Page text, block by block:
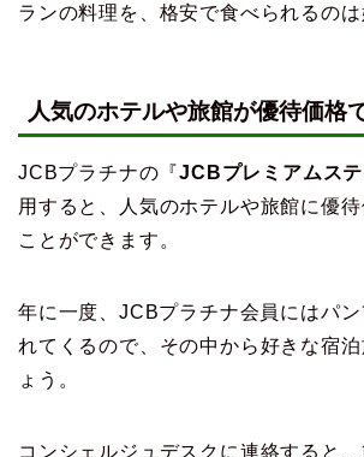
ランの料理を、格安で食べられるのは
人気のホテルや旅館が優待価格
JCBプラチナの『JCBプレミアムス
用すると、人気のホテルや旅館に優
ことができます。
年に一度、JCBプラチナ会員にはパ
れてくるので、その中から好きな宿
ょう。
コンシェルジュデスクに連絡すると